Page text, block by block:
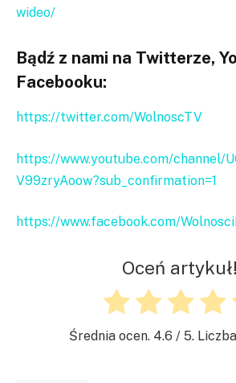
wideo/
Bądź z nami na Twitterze,
Facebooku:
https://twitter.com/WolnoscTV
https://www.youtube.com/channel/
V99zryAoow?sub_confirmation=1
https://www.facebook.com/
Oceń artykuł!
Średnia ocen. 4.6 / 5.